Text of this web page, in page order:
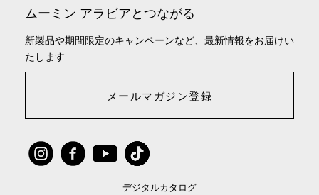
ムーミン アラビアとつながる
新製品や期間限定のキャンペーンなど、最新情報をお届けい
たします
メールマガジン登録
デジタルカタログ